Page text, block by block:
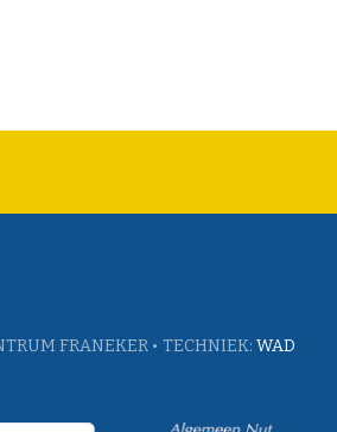
FRANEKER • TECHNIEK: WAD